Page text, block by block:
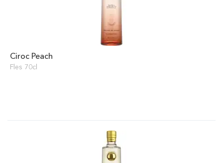
Ciroc Peach
Fles 70cl